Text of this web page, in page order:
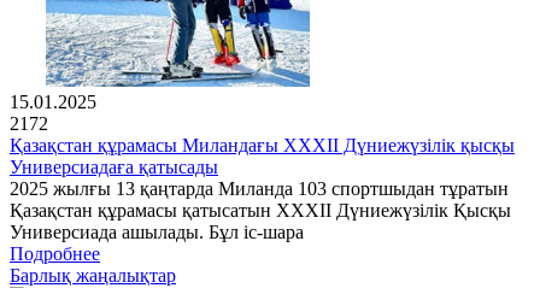
15.01.2025
2172
Қазақстан құрамасы Миландағы XXXII Дүниежүзілік қысқы
Универсиадаға қатысады
2025 жылғы 13 қаңтарда Миланда 103 спортшыдан тұратын
Қазақстан құрамасы қатысатын XXXII Дүниежүзілік Қысқы
Универсиада ашылады. Бұл іс-шара
Подробнее
Барлық жаңалықтар